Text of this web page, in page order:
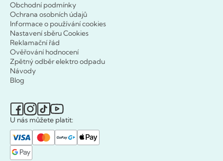
Obchodní podmínky
Ochrana osobních údajů
Informace o používání cookies
Nastavení sběru Cookies
Reklamační řád
Ověřování hodnocení
Zpětný odběr elektro odpadu
Návody
Blog
U nás můžete platit: